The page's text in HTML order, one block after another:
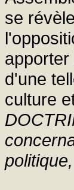
se
d'une
culture